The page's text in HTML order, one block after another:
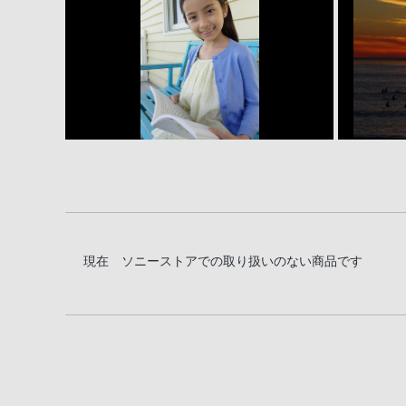
暗いシーンでも鮮やかに撮影
手ブレに強い高画質動画
180度可動式液晶モニター＆Wi-Fi（R）・
デザイン＆アクセサリー
現在 ソニーストアでの取り扱いのない商品です